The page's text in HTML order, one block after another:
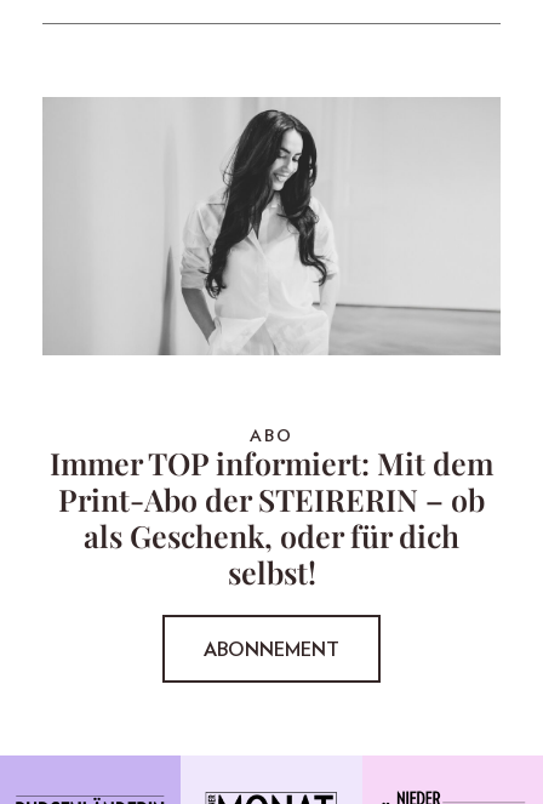
ABO
Immer TOP informiert: Mit dem
Print-Abo der STEIRERIN – ob
als Geschenk, oder für dich
selbst!
ABONNEMENT